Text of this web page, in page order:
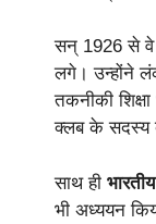
सन् 1926 से
लगे। उन्होंने
तकनीकी
क्लब के सदस्य
साथ ही
भी अध्ययन